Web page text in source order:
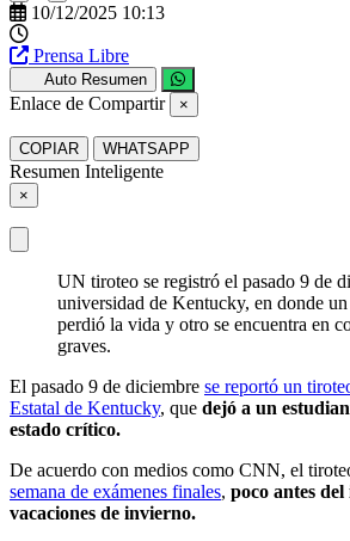
10/12/2025 10:13
Prensa Libre
Auto Resumen
Enlace de Compartir ×
COPIAR WHATSAPP
Resumen Inteligente
×
UN tiroteo se registró el pasado 9 de
universidad de Kentucky, en donde un
perdió la vida y otro se encuentra en
graves.
El pasado 9 de diciembre se reportó un
Estatal de Kentucky, que dejó a un
estado crítico.
De acuerdo con medios como CNN, el
semana de exámenes finales, poco antes
vacaciones de invierno.